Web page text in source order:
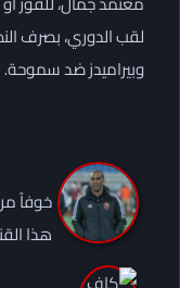
لقب الدوري، بصرف
وبيراميدز ضد سموحة.
خوفاً
هذا